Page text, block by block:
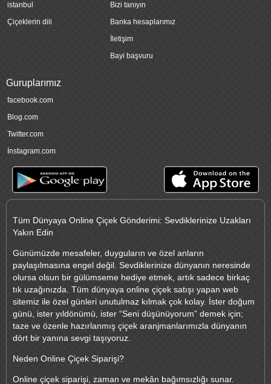
istanbul
Çiçeklerin dili
Bizi tanıyın
Banka hesaplarımız
İletişim
Bayi başvuru
Guruplarımız
facebook.com
Blog.com
Twitter.com
İnstagram.com
Tüm Dünyaya Online Çiçek Gönderimi: Sevdiklerinize Uzakları
Yakın Edin
Günümüzde mesafeler, duyguların ve özel anların
paylaşılmasına engel değil. Sevdiklerinize dünyanın neresinde
olursa olsun bir gülümseme hediye etmek, artık sadece birkaç
tık uzağınızda. Tüm dünyaya online çiçek satışı yapan web
sitemiz ile özel günleri unutulmaz kılmak çok kolay. İster doğum
günü, ister yıldönümü, ister “Seni düşünüyorum” demek için;
taze ve özenle hazırlanmış çiçek aranjmanlarımızla dünyanın
dört bir yanına sevgi taşıyoruz.
Neden Online Çiçek Siparişi?
Online çiçek siparişi, zaman ve mekân bağımsızlığı sunar.